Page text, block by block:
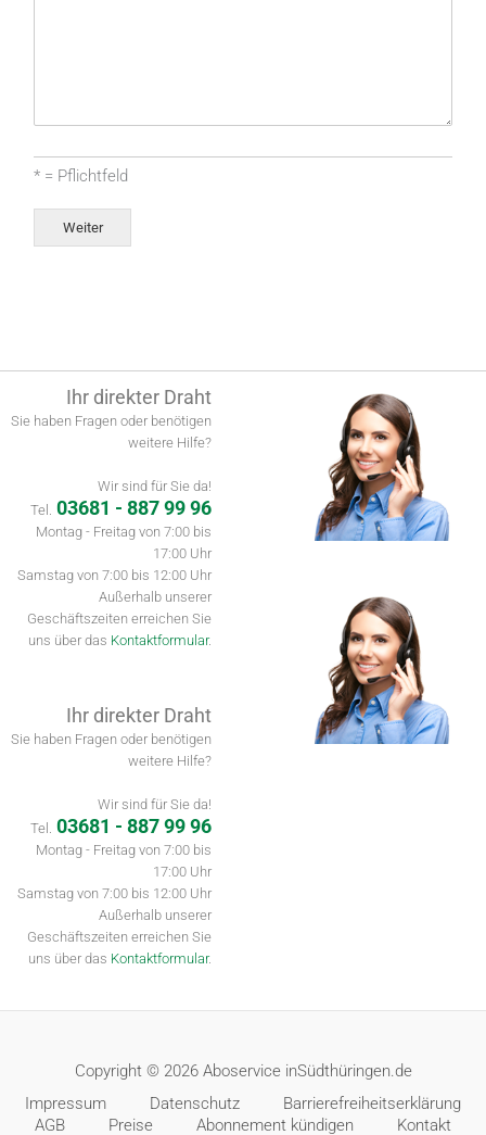
* = Pflichtfeld
Weiter
Ihr direkter Draht
Sie haben Fragen oder benötigen
weitere Hilfe?
Wir sind für Sie da!
Tel.
03681 - 887 99 96
Montag - Freitag von 7:00 bis
17:00 Uhr
Samstag von 7:00 bis 12:00 Uhr
Außerhalb unserer
Geschäftszeiten erreichen Sie
uns über das Kontaktformular.
Ihr direkter Draht
Sie haben Fragen oder benötigen
weitere Hilfe?
Wir sind für Sie da!
Tel.
03681 - 887 99 96
Montag - Freitag von 7:00 bis
17:00 Uhr
Samstag von 7:00 bis 12:00 Uhr
Außerhalb unserer
Geschäftszeiten erreichen Sie
uns über das Kontaktformular.
Copyright © 2026 Aboservice inSüdthüringen.de
Impressum
Datenschutz
Barrierefreiheitserklärung
AGB
Preise Abonnement kündigen Kontakt